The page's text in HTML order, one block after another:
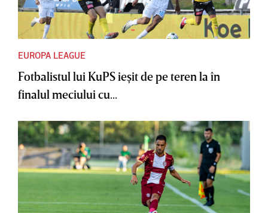
EUROPA LEAGUE
Fotbalistul lui KuPS ieşit de pe teren la în
finalul meciului cu...